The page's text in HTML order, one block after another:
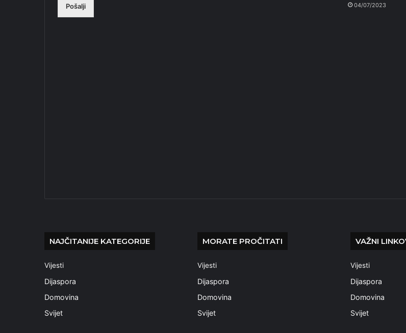
Pošalji 04/07/2023
NAJČITANIJE KATEGORIJE
Vijesti
Dijaspora
Domovina
Svijet
MORATE PROČITATI
Vijesti
Dijaspora
Domovina
Svijet
VAŽNI
Vijesti
Dijaspora
Domovina
Svijet